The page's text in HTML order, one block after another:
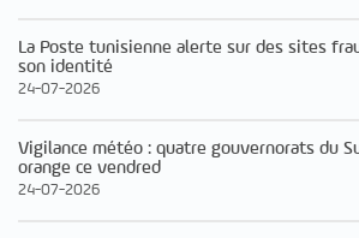
La Poste tunisienne alerte sur des sites
son identité
24-07-2026
Vigilance météo : quatre gouvernorats du
orange ce vendred
24-07-2026